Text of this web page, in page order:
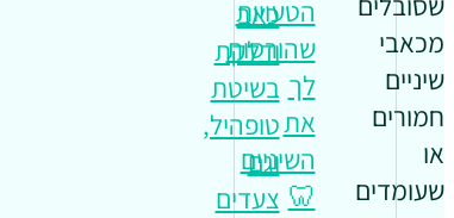
מכאבי
שיניים
חמורים
או
שעומדים
הטעויות
שהורסות
לך
את
השיניים
🦷
כאב
ודלקת
בשיטת
טופהיל,
וגם
צעדים